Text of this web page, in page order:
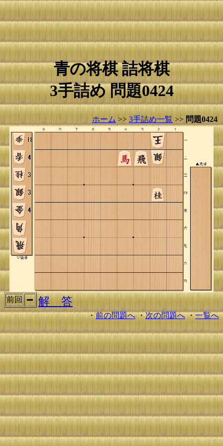
青の将棋 詰将棋
3手詰め 問題0424
ホーム >> 3手詰め一覧 >> 問題0424
前回 解 答
・前の問題へ・次の問題へ・一覧へ